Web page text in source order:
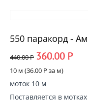
550 паракорд -
440.00Р 360.00 Р
10 м (36.00 Р за м)
моток 10 м
Поставляется в